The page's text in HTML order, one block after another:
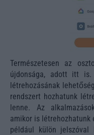
Természetesen az
újdonsága, adott itt
létrehozásának
rendszert hozhatunk
lenne. Az
amikor is létrehozhatunk
például külön